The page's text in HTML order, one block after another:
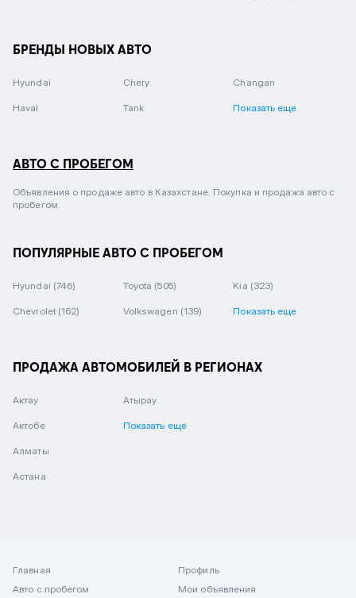
БРЕНДЫ НОВЫХ АВТО
Hyundai Chery Changan
Haval Tank Показать еще
АВТО С ПРОБЕГОМ
Объявления о продаже авто в Казахстане. Покупка и продажа авто с
пробегом.
ПОПУЛЯРНЫЕ АВТО С ПРОБЕГОМ
Hyundai (746) Toyota (505) Kia (323)
Chevrolet (162) Volkswagen (139) Показать еще
ПРОДАЖА АВТОМОБИЛЕЙ В РЕГИОНАХ
Актау
Актобе
Алматы
Астана
Атырау
Показать еще
Главная
Авто с пробегом
Профиль
Мои объявления